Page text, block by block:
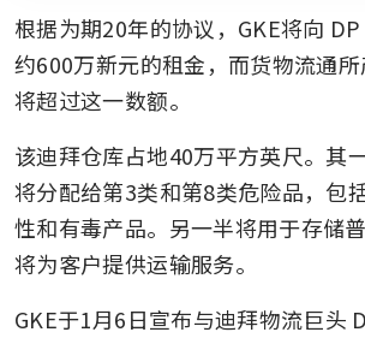
根据为期20年的协议，GKE将向
约600万新元的租金，而货物流通
将超过这一数额。
该迪拜仓库占地40万平方英尺。其
将分配给第3类和第8类危险品，包
性和有毒产品。另一半将用于存储
将为客户提供运输服务。
GKE于1月6日宣布与迪拜物流巨头